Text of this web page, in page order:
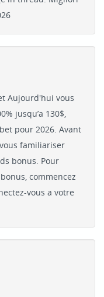
Aujourd'hui vous
jusqu’a 130$,
pour 2026. Avant
familiariser
bonus. Pour
commencez
vous a votre